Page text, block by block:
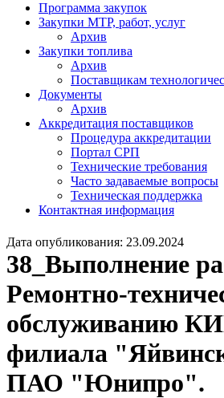
Программа закупок
Закупки МТР, работ, услуг
Архив
Закупки топлива
Архив
Поставщикам
Документы
Архив
Аккредитация поставщиков
Процедура аккредитации
Портал СРП
Технические требования
Часто задаваемые вопросы
Техническая поддержка
Контактная информация
Дата опубликования: 23.09.2024
38_Выполнение
Ремонтно-
обслуживанию
филиала
ПАО "Юнипро".